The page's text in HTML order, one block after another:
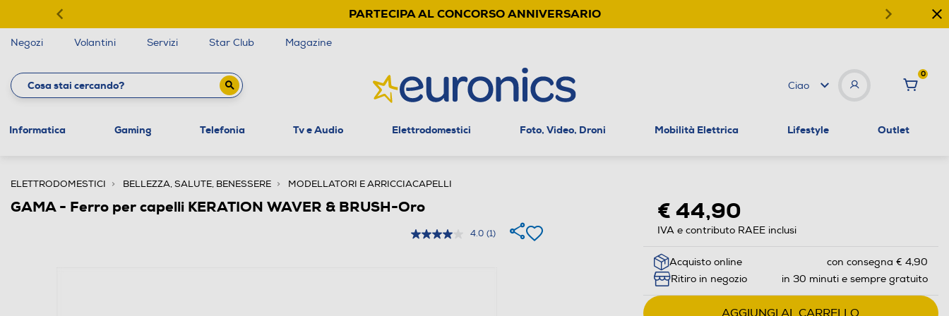
PARTECIPA AL CONCORSO ANNIVERSARIO
Negozi Volantini Servizi Star Club Magazine
Ciao
0
Informatica Gaming Telefonia Tv e Audio Elettrodomestici Foto, Video, Droni Mobilità Elettrica Lifestyle Outlet
ELETTRODOMESTICI BELLEZZA, SALUTE, BENESSERE MODELLATORI E ARRICCIACAPELLI
GAMA - Ferro per capelli KERATION WAVER & BRUSH-Oro
4.0 (1)
€ 44,90
IVA e contributo RAEE inclusi
Acquisto online
con consegna € 4,90
Ritiro in negozio
in 30 minuti e sempre gratuito
AGGIUNGI AL CARRELLO